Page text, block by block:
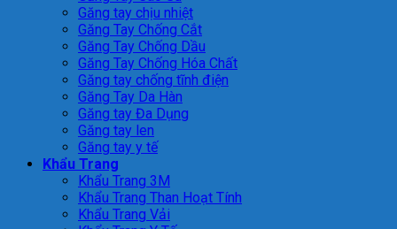
Găng tay chịu nhiệt
Găng Tay Chống Cắt
Găng Tay Chống Dầu
Găng Tay Chống Hóa Chất
Găng tay chống tĩnh điện
Găng Tay Da Hàn
Găng tay Đa Dụng
Găng tay len
Găng tay y tế
Khẩu Trang
Khẩu Trang 3M
Khẩu Trang Than Hoạt Tính
Khẩu Trang Vải